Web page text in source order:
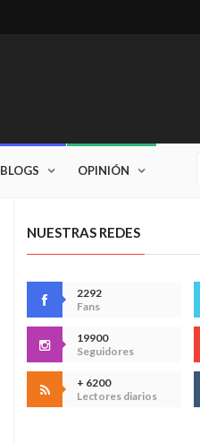
BLOGS OPINIÓN
NUESTRAS REDES
2292
Fans
19900
Seguidores
+ 6200
Lectores diarios